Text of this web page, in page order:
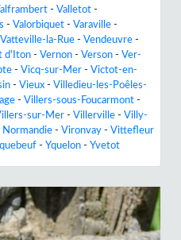
- Valletot -
- Valorbiquet - Varaville -
Vatteville-la-Rue - Vendeuvre -
d'Iton - Vernon - Verson - Ver-
- Vicq-sur-Mer - Victot-en-
- Vieux - Villedieu-les-Poêles-
- Villers-sous-Foucarmont -
sur-Mer - Villerville - Villy-
Normandie - Vironvay - Vittefleur
- Yquelon - Yvetot